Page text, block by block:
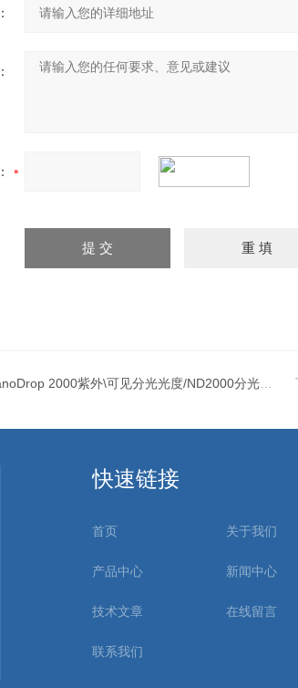
2000紫外\可见分光光度/ND2000分光光度计北京一级代理商
快速链接
首页 关于我们
产品中心 新闻中心
技术文章 在线留言
联系我们